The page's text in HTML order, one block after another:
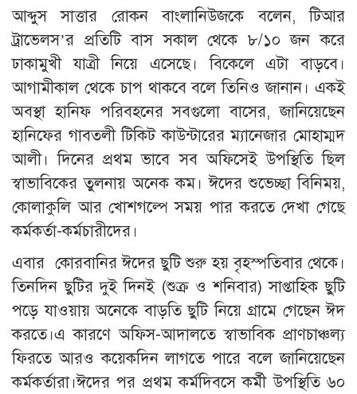
আব্দুস সাত্তার রোকন বাংলানিউজকে বলেন, টিআর
ট্রাভেলস’র প্রতিটি বাস সকাল থেকে ৮/১০ জন করে
ঢাকামুখী যাত্রী নিয়ে এসেছে। বিকেলে এটা বাড়বে।
আগামীকাল থেকে চাপ থাকবে বলে তিনিও জানান। একই
অবস্থা হানিফ পরিবহনের সবগুলো বাসের, জানিয়েছেন
হানিফের গাবতলী টিকিট কাউন্টারের ম্যানেজার মোহাম্মদ
আলী। দিনের প্রথম ভাবে সব অফিসেই উপস্থিতি ছিল
স্বাভাবিকের তুলনায় অনেক কম। ঈদের শুভেচ্ছা বিনিময়,
কোলাকুলি আর খোশগল্পে সময় পার করতে দেখা গেছে
কর্মকর্তা-কর্মচারীদের।
এবার কোরবানির ঈদের ছুটি শুরু হয় বৃহস্পতিবার থেকে।
তিনদিন ছুটির দুই দিনই (শুক্র ও শনিবার) সাপ্তাহিক ছুটি
পড়ে যাওয়ায় অনেকে বাড়তি ছুটি নিয়ে গ্রামে গেছেন ঈদ
করতে।এ কারণে অফিস-আদালতে স্বাভাবিক প্রাণচাঞ্চল্য
ফিরতে আরও কয়েকদিন লাগতে পারে বলে জানিয়েছেন
কর্মকর্তারা।ঈদের পর প্রথম কর্মদিবসে কর্মী উপস্থিতি ৬০